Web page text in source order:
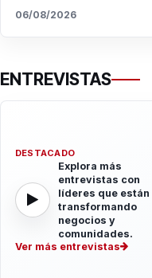
06/08/2026
ENTREVISTAS
DESTACADO
Explora más
entrevistas con
líderes que están
transformando
negocios y
comunidades.
Ver más entrevistas